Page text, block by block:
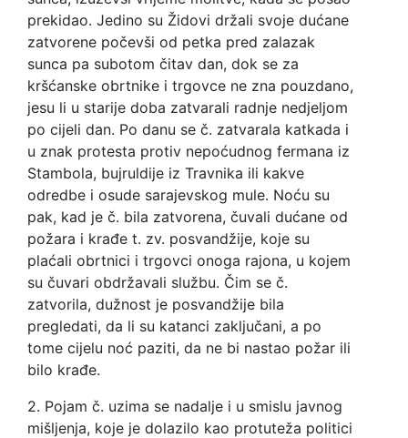
prekidao. Jedino su Židovi držali svoje dućane
zatvorene počevši od petka pred zalazak
sunca pa subotom čitav dan, dok se za
kršćanske obrtnike i trgovce ne zna pouzdano,
jesu li u starije doba zatvarali radnje nedjeljom
po cijeli dan. Po danu se č. zatvarala katkada i
u znak protesta protiv nepoćudnog fermana iz
Stambola, bujruldije iz Travnika ili kakve
odredbe i osude sarajevskog mule. Noću su
pak, kad je č. bila zatvorena, čuvali dućane od
požara i krađe t. zv. posvandžije, koje su
plaćali obrtnici i trgovci onoga rajona, u kojem
su čuvari obdržavali službu. Čim se č.
zatvorila, dužnost je posvandžije bila
pregledati, da li su katanci zaključani, a po
tome cijelu noć paziti, da ne bi nastao požar ili
bilo krađe.
2. Pojam č. uzima se nadalje i u smislu javnog
mišljenja, koje je dolazilo kao protuteža politici